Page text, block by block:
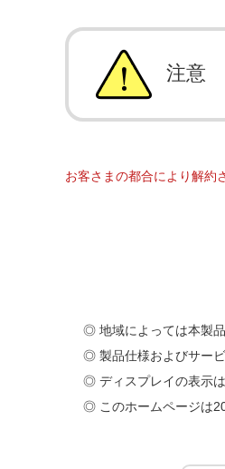
注意
お客さまの都合により解約
◎ 地域によっては本製品
◎ 製品仕様およびサー
◎ ディスプレイの表示は
◎ このホームページは